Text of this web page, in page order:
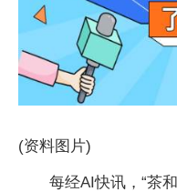
(资料图片)
每经AI快讯，“茶